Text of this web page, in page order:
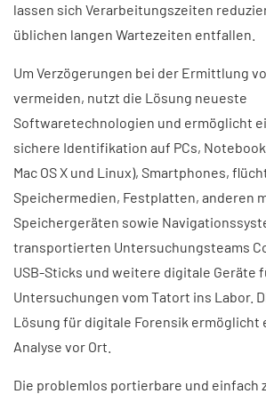
lassen sich Verarbeitungszeiten
üblichen langen Wartezeiten entfallen.
Um Verzögerungen bei der Ermittlung
vermeiden, nutzt die Lösung neueste
Softwaretechnologien und ermöglicht
sichere Identifikation auf PCs,
Mac OS X und Linux), Smartphones,
Speichermedien, Festplatten, anderen
Speichergeräten sowie
transportierten Untersuchungsteams
USB-Sticks und weitere digitale Geräte
Untersuchungen vom Tatort ins Labor.
Lösung für digitale Forensik ermöglicht
Analyse vor Ort.
Die problemlos portierbare und einfach